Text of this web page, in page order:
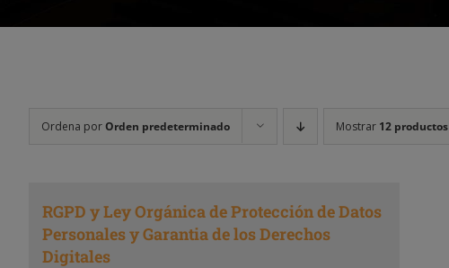
Ordena porOrden predeterminado Mostrar 12 productos
RGPD y Ley Orgánica de Protección de Datos
Personales y Garantia de los Derechos
Digitales